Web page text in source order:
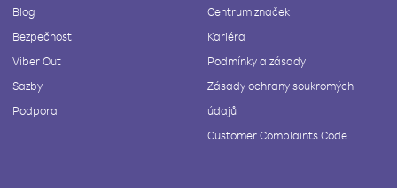
Blog
Bezpečnost
Viber Out
Sazby
Podpora
Centrum značek
Kariéra
Podmínky a zásady
Zásady ochrany soukromých
údajů
Customer Complaints Code